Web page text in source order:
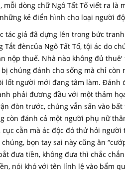
dòng chữ Ngô Tất Tố viết ra là
kẻ điển hình cho loại người
tác giả đã dựng lên trong bức
Tắt đèncủa Ngô Tất Tố, tội ác do
nộp thuế. Nhà nào không đủ
chúng đánh cho sống mà chỉ
lốt người mới đang tâm làm.
phải đương đầu với một thảm
đòn trước, chúng vẫn sấn vào
còn đánh cả một người phụ nữ
cằn mà ác độc đó thử hỏi
bọn tay sai này cũng ăn
đưa tiền, không đưa thì chắc
nói khó với tên lính lệ vào bẩm